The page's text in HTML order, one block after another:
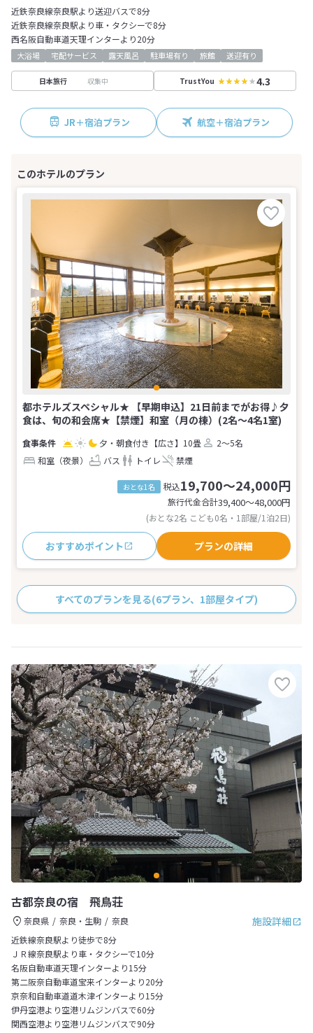
近鉄奈良線奈良駅より送迎バスで8分
近鉄奈良線奈良駅より車・タクシーで8分
西名阪自動車道天理インターより20分
大浴場 宅配サービス 露天風呂 駐車場有り 旅館 送迎有り
日本旅行 収集中 TrustYou 4.3
JR＋宿泊プラン 航空＋宿泊プラン
都ホテルズスペシャル★ 【早期申込】21日前までがお得♪夕
食は、旬の和会席★【禁煙】和室（月の棟）(2名～4名1室)
夕・朝食付き 【広さ】10畳
2～5名
和室（夜景）
バス トイレ 禁煙
おとな1名 税込19,700～24,000円
旅行代金合計39,400〜48,000円
(おとな2名 こども0名・1部屋/1泊2日)
おすすめポイント プランの詳細
すべてのプランを見る(6プラン、1部屋タイプ)
古都奈良の宿 飛鳥荘
施設詳細
奈良県 奈良・生駒
奈良
近鉄線奈良駅より徒歩で8分
ＪＲ線奈良駅より車・タクシーで10分
名阪自動車道天理インターより15分
第二阪奈自動車道宝来インターより20分
京奈和自動車道道木津インターより15分
伊丹空港より空港リムジンバスで60分
関西空港より空港リムジンバスで90分